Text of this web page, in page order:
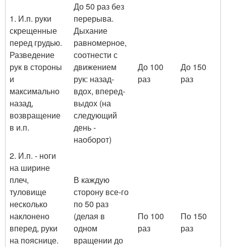
1. И.п. руки
скрещенные
перед грудью.
Разведение
рук в стороны
и
максимально
назад,
возвращение
в и.п.
До 50 раз без
перерыва.
Дыхание
равномерное,
соотнести с
движением
рук: назад-
вдох, вперед-
выдох (на
следующий
день -
наоборот)
До 100
раз
До 150
раз
2. И.п. - ноги
на ширине
плеч,
туловище
несколько
наклонено
вперед, руки
на пояснице.
В каждую
сторону все-го
по 50 раз
(делая в
одном
вращении до
По 100
раз
По 150
раз